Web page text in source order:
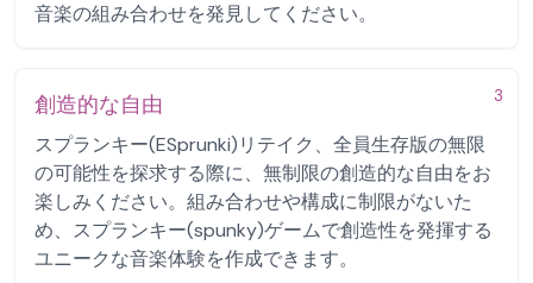
音楽の組み合わせを発見してください。
3
創造的な自由
スプランキー(ESprunki)リテイク、全員生存版の無限
の可能性を探求する際に、無制限の創造的な自由をお
楽しみください。組み合わせや構成に制限がないた
め、スプランキー(spunky)ゲームで創造性を発揮する
ユニークな音楽体験を作成できます。